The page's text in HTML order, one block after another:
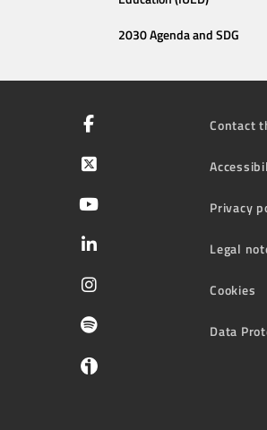
2030 Agenda and SDG
Contact
Privacy
Legal
Cookies
Data